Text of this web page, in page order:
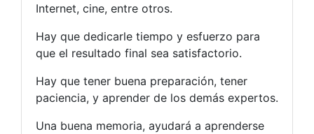
Internet, cine, entre otros.
Hay que dedicarle tiempo y esfuerzo para
que el resultado final sea satisfactorio.
Hay que tener buena preparación, tener
paciencia, y aprender de los demás expertos.
Una buena memoria, ayudará a aprenderse